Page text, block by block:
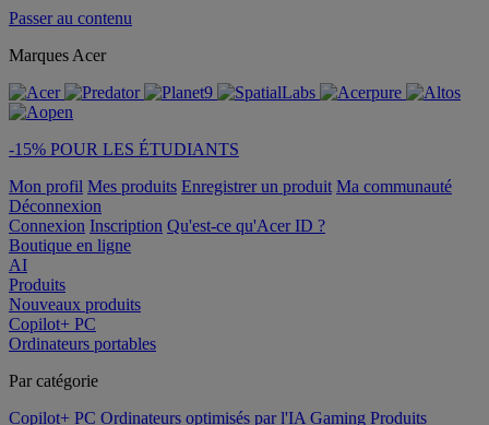
Passer au contenu
Marques Acer
-15% POUR LES ÉTUDIANTS
Mon profil Mes produits Enregistrer un produit Ma communauté
Déconnexion
Connexion Inscription Qu'est-ce qu'Acer ID ?
Boutique en ligne
AI
Produits
Nouveaux produits
Copilot+ PC
Ordinateurs portables
Par catégorie
Copilot+ PC Ordinateurs optimisés par l'IA Gaming Produits